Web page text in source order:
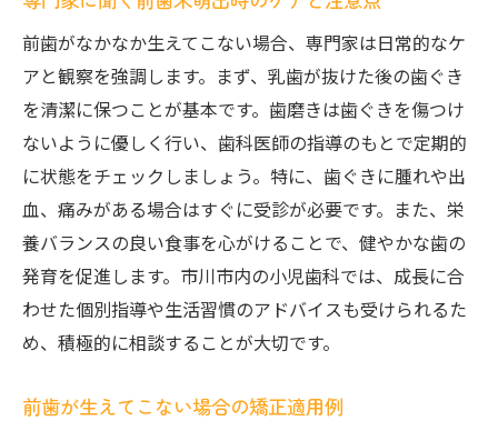
前歯がなかなか生えてこない場合、専門家は日常的なケ
アと観察を強調します。まず、乳歯が抜けた後の歯ぐき
を清潔に保つことが基本です。歯磨きは歯ぐきを傷つけ
ないように優しく行い、歯科医師の指導のもとで定期的
に状態をチェックしましょう。特に、歯ぐきに腫れや出
血、痛みがある場合はすぐに受診が必要です。また、栄
養バランスの良い食事を心がけることで、健やかな歯の
発育を促進します。市川市内の小児歯科では、成長に合
わせた個別指導や生活習慣のアドバイスも受けられるた
め、積極的に相談することが大切です。
前歯が生えてこない場合の矯正適用例